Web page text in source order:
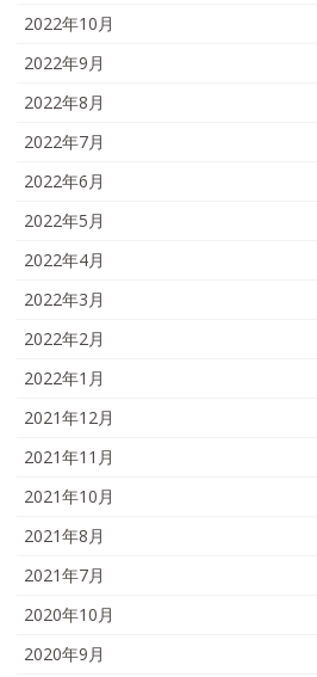
2022年10月
2022年9月
2022年8月
2022年7月
2022年6月
2022年5月
2022年4月
2022年3月
2022年2月
2022年1月
2021年12月
2021年11月
2021年10月
2021年8月
2021年7月
2020年10月
2020年9月